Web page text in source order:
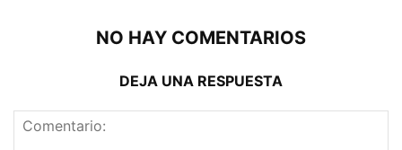
NO HAY COMENTARIOS
DEJA UNA RESPUESTA